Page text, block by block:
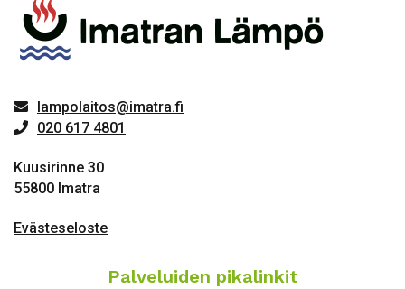
lampolaitos@imatra.fi
020 617 4801
Kuusirinne 30
55800 Imatra
Evästeseloste
Palveluiden pikalinkit